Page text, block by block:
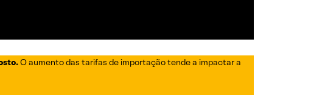
O aumento das tarifas de importação tende a impactar a